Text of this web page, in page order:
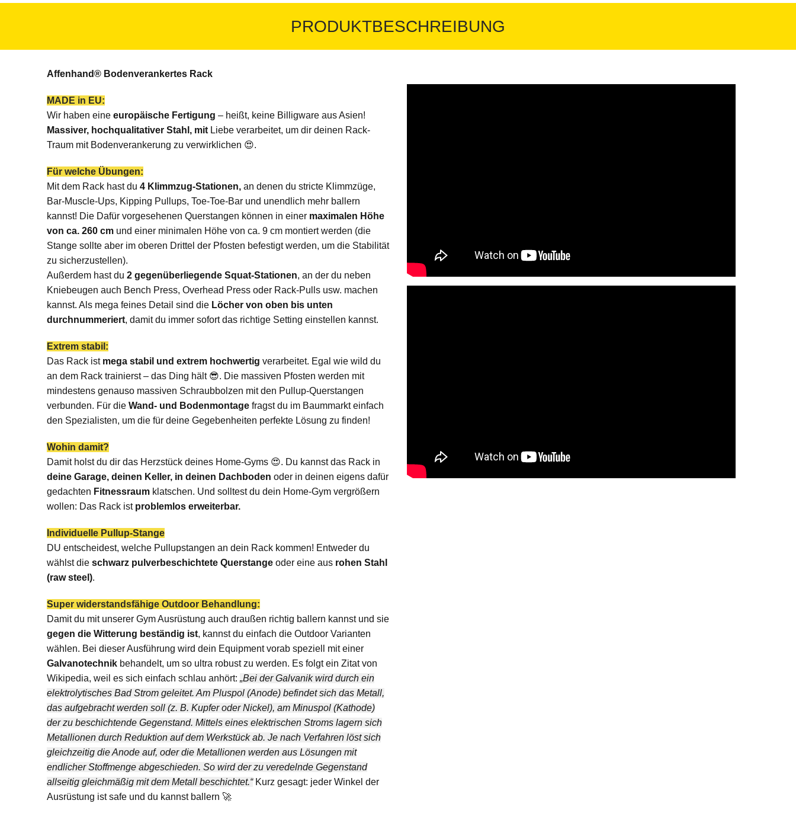
PRODUKTBESCHREIBUNG
Affenhand® Bodenverankertes Rack
MADE in EU:
Wir haben eine europäische Fertigung – heißt, keine Billigware aus Asien!
Massiver, hochqualitativer Stahl, mitLiebe verarbeitet, um dir deinen Rack-
Traum mit Bodenverankerung zu verwirklichen 😍.
Für welche Übungen:
Mit dem Rack hast du 4 Klimmzug-Stationen,an denen du stricte Klimmzüge,
Bar-Muscle-Ups, Kipping Pullups, Toe-Toe-Bar und unendlich mehr ballern
kannst! Die Dafür vorgesehenen Querstangen können in einer maximalen Höhe
von ca. 260 cmund einer minimalen Höhe von ca. 9 cm montiert werden (die
Stange sollte aber im oberen Drittel der Pfosten befestigt werden, um die Stabilität
zu sicherzustellen).
Außerdem hast du 2 gegenüberliegende Squat-Stationen, an der du neben
Kniebeugen auch Bench Press, Overhead Press oder Rack-Pulls usw. machen
kannst. Als mega feines Detail sind die Löcher von oben bis unten
durchnummeriert, damit du immer sofort das richtige Setting einstellen kannst.
Extrem stabil:
Das Rack ist mega stabil und extrem hochwertig verarbeitet. Egal wie wild du
an dem Rack trainierst – das Ding hält 😎. Die massiven Pfosten werden mit
mindestens genauso massiven Schraubbolzen mit den Pullup-Querstangen
verbunden. Für die Wand- und Bodenmontagefragst du im Baummarkt einfach
den Spezialisten, um die für deine Gegebenheiten perfekte Lösung zu finden!
Wohin damit?
Damit holst du dir das Herzstück deines Home-Gyms 😍. Du kannst das Rack in
deine Garage, deinen Keller, in deinen Dachboden oder in deinen eigens dafür
gedachten Fitnessraumklatschen. Und solltest du dein Home-Gym vergrößern
wollen: Das Rack ist problemlos erweiterbar.
Individuelle Pullup-Stange
DU entscheidest, welche Pullupstangen an dein Rack kommen! Entweder du
wählst die schwarz pulverbeschichtete Querstange oder eine aus rohen Stahl
(raw steel).
Super widerstandsfähige Outdoor Behandlung:
Damit du mit unserer Gym Ausrüstung auch draußen richtig ballern kannst und sie
gegen die Witterung beständig ist, kannst du einfach die Outdoor Varianten
wählen. Bei dieser Ausführung wird dein Equipment vorab speziell mit einer
Galvanotechnikbehandelt, um so ultra robust zu werden. Es folgt ein Zitat von
Wikipedia, weil es sich einfach schlau anhört: „Bei der Galvanik wird durch ein
elektrolytisches Bad Strom geleitet. Am Pluspol (Anode) befindet sich das Metall,
das aufgebracht werden soll (z. B. Kupfer oder Nickel), am Minuspol (Kathode)
der zu beschichtende Gegenstand. Mittels eines elektrischen Stroms lagern sich
Metallionen durch Reduktion auf dem Werkstück ab. Je nach Verfahren löst sich
gleichzeitig die Anode auf, oder die Metallionen werden aus Lösungen mit
endlicher Stoffmenge abgeschieden. So wird der zu veredelnde Gegenstand
allseitig gleichmäßig mit dem Metall beschichtet.“Kurz gesagt: jeder Winkel der
Ausrüstung ist safe und du kannst ballern 🚀